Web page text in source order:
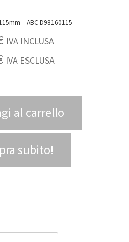
Dischi abrasivi 115mm – ABC D98160115
IVA INCLUSA
IVA ESCLUSA
al carrello
subito!